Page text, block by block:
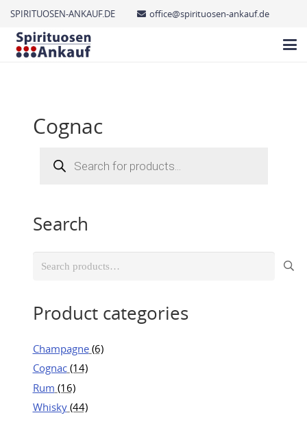
SPIRITUOSEN-ANKAUF.DE office@spirituosen-ankauf.de
Cognac
search
Search
Search
Product categories
Champagne (6)
Cognac (14)
Rum (16)
Whisky (44)